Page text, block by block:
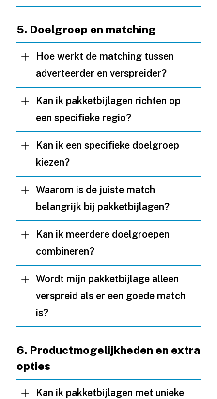
5. Doelgroep en matching
Hoe werkt de matching tussen
adverteerder en verspreider?
Kan ik pakketbijlagen richten op
een specifieke regio?
Kan ik een specifieke doelgroep
kiezen?
Waarom is de juiste match
belangrijk bij pakketbijlagen?
Kan ik meerdere doelgroepen
combineren?
Wordt mijn pakketbijlage alleen
verspreid als er een goede match
is?
6. Productmogelijkheden en extra
opties
Kan ik pakketbijlagen met unieke